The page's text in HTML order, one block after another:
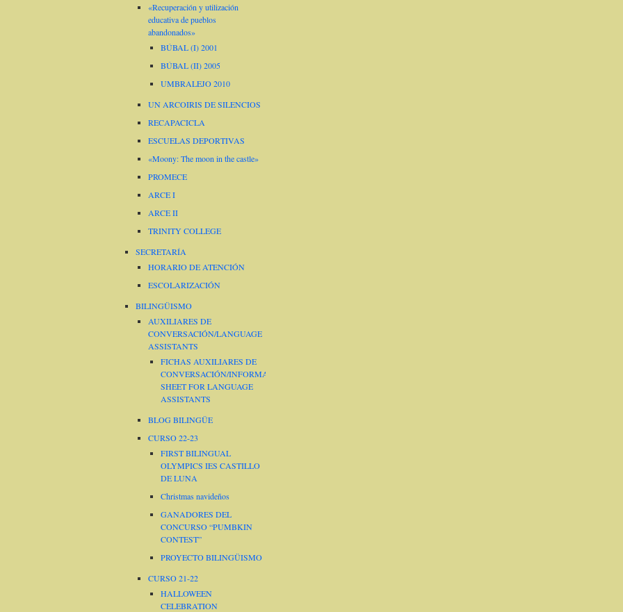
«Recuperación y utilización
educativa de pueblos
abandonados»
BÚBAL (I) 2001
BÚBAL (II) 2005
UMBRALEJO 2010
UN ARCOIRIS DE SILENCIOS
RECAPACICLA
ESCUELAS DEPORTIVAS
«Moony: The moon in the castle»
PROMECE
ARCE I
ARCE II
TRINITY COLLEGE
SECRETARÍA
HORARIO DE ATENCIÓN
ESCOLARIZACIÓN
BILINGÜISMO
AUXILIARES DE
CONVERSACIÓN/LANGUAGE
ASSISTANTS
FICHAS AUXILIARES DE
CONVERSACIÓN/INFORMATION
SHEET FOR LANGUAGE
ASSISTANTS
BLOG BILINGÜE
CURSO 22-23
FIRST BILINGUAL
OLYMPICS IES CASTILLO
DE LUNA
Christmas navideños
GANADORES DEL
CONCURSO “PUMBKIN
CONTEST”
PROYECTO BILINGÜISMO
CURSO 21-22
HALLOWEEN
CELEBRATION